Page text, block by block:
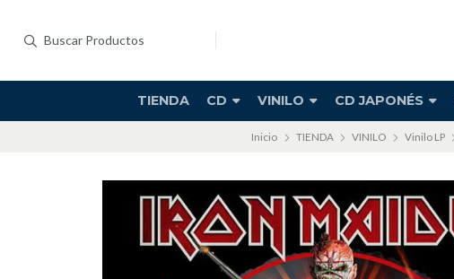
TIENDA CD VINILO CD JAPONÉS
Inicio TIENDA VINILO Vinilo LP